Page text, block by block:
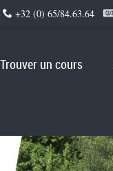
Trouver un cours
+32 (0) 65/84.63.64